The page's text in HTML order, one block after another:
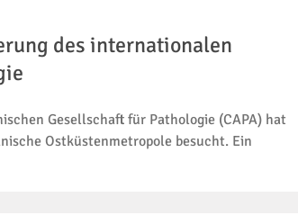
des internationalen
Gesellschaft für Pathologie (CAPA) hat
Ostküstenmetropole besucht. Ein